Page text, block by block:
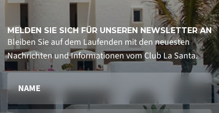
MELDEN SIE SICH FÜR UNSEREN NEWSLETTER AN
Bleiben Sie auf dem Laufenden mit den neuesten
Nachrichten und Informationen vom Club La Santa.